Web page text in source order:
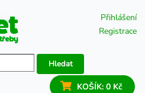
Přihlášení
Registrace
Hledat
KOŠÍK: 0 Kč